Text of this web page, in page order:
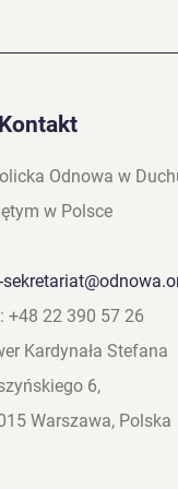
Kontakt
Odnowa w
w Polsce
+48 22 390 57 26
Kardynała Stefana
6,
Warszawa, Polska